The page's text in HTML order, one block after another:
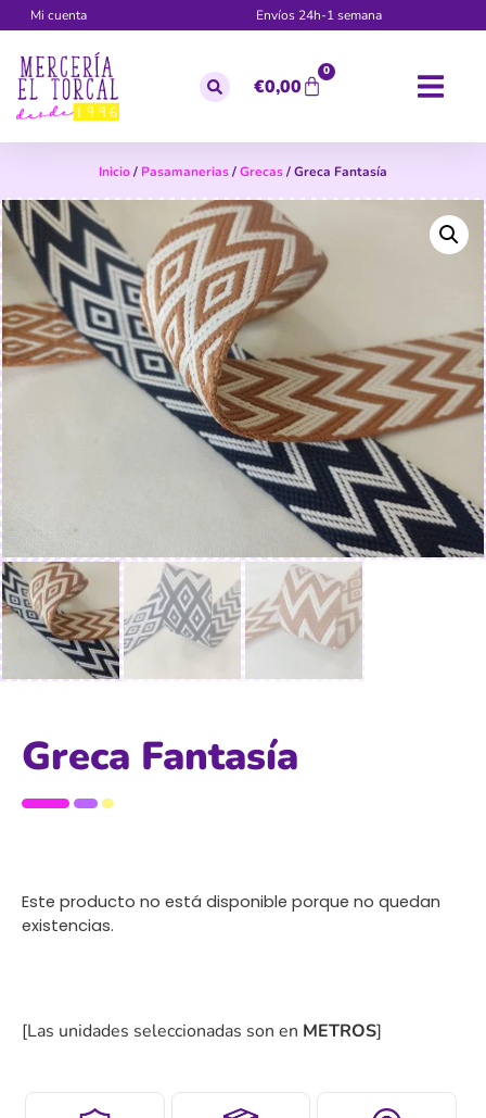
Mi cuenta Envíos 24h-1 semana
€0,00
0
Inicio/ Pasamanerias/Grecas/ Greca Fantasía
Greca Fantasía
Este producto no está disponible porque no quedan
existencias.
[Las unidades seleccionadas son en METROS]